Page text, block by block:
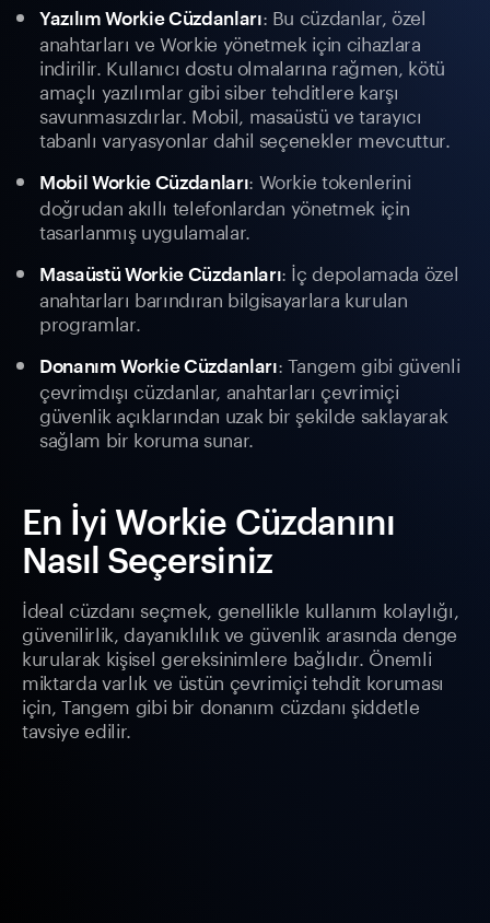
Yazılım Workie Cüzdanları: Bu cüzdanlar, özel
anahtarları ve Workie yönetmek için cihazlara
indirilir. Kullanıcı dostu olmalarına rağmen, kötü
amaçlı yazılımlar gibi siber tehditlere karşı
savunmasızdırlar. Mobil, masaüstü ve tarayıcı
tabanlı varyasyonlar dahil seçenekler mevcuttur.
Mobil Workie Cüzdanları: Workie tokenlerini
doğrudan akıllı telefonlardan yönetmek için
tasarlanmış uygulamalar.
Masaüstü Workie Cüzdanları: İç depolamada özel
anahtarları barındıran bilgisayarlara kurulan
programlar.
Donanım Workie Cüzdanları: Tangem gibi güvenli
çevrimdışı cüzdanlar, anahtarları çevrimiçi
güvenlik açıklarından uzak bir şekilde saklayarak
sağlam bir koruma sunar.
En İyi Workie Cüzdanını
Nasıl Seçersiniz
İdeal cüzdanı seçmek, genellikle kullanım kolaylığı,
güvenilirlik, dayanıklılık ve güvenlik arasında denge
kurularak kişisel gereksinimlere bağlıdır. Önemli
miktarda varlık ve üstün çevrimiçi tehdit koruması
için, Tangem gibi bir donanım cüzdanı şiddetle
tavsiye edilir.